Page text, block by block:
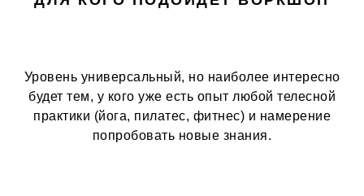
Уровень универсальный, но наиболее интересно
будет тем, у кого уже есть опыт любой телесной
практики (йога, пилатес, фитнес) и намерение
попробовать новые знания.